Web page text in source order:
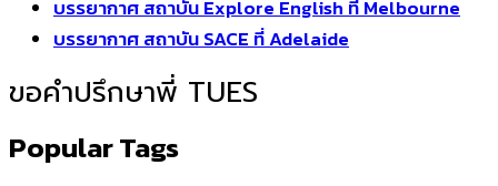
บรรยากาศ สถาบัน Explore English ที่ Melbourne
บรรยากาศ สถาบัน SACE ที่ Adelaide
ขอคำปรึกษาพี่ TUES
Popular Tags